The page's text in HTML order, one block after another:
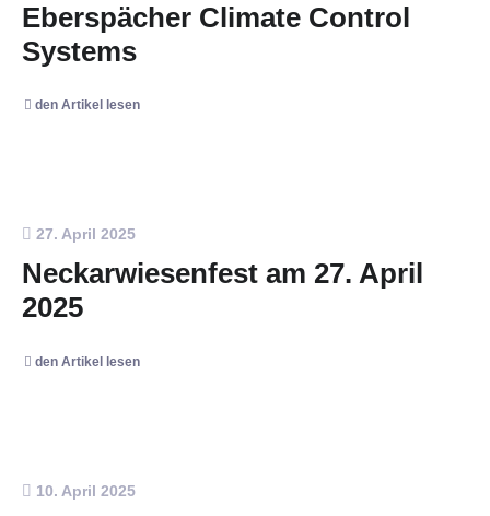
Eberspächer Climate Control
Systems
den Artikel lesen
27. April 2025
Neckarwiesenfest am 27. April
2025
den Artikel lesen
10. April 2025